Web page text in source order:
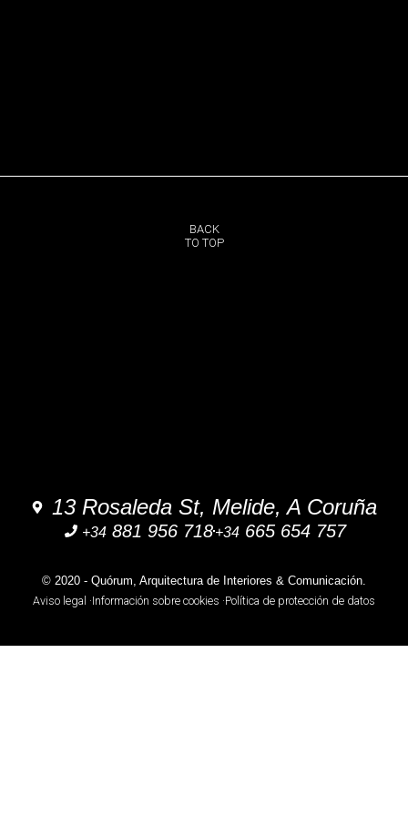
BACK
TO TOP
13 Rosaleda St, Melide, A Coruña
+34 881 956 718+34 665 654 757
© 2020 - Quórum, Arquitectura de Interiores & Comunicación.
Aviso legal ·Información sobre cookies ·Política de protección de datos